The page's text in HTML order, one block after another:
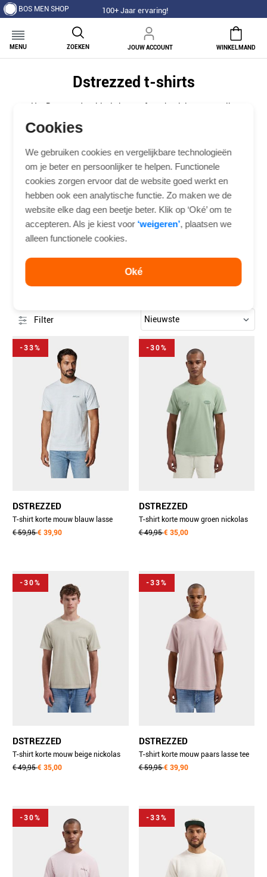
Cookies
We gebruiken cookies en vergelijkbare technologieën
om je beter en persoonlijker te helpen. Functionele
cookies zorgen ervoor dat de website goed werkt en
hebben ook een analytische functie. Zo maken we de
website elke dag een beetje beter. Klik op ‘Oké’ om te
accepteren. Als je kiest voor ‘weigeren’, plaatsen we
alleen functionele cookies.
Oké
BOS MEN SHOP
100+ Jaar ervaring!
MENU ZOEKEN JOUW ACCOUNT WINKELMAND
Dstrezzed t-shirts
Het Dstrezzed t-shirt is het perfecte basisitem voor elke
ideale pasvorm biedt het Dstrezzed shirt zowel stijl als
klassiek wit Dstrezzed t-shirt of een gedurfde kleur, deze
shirts zijn ontworpen voor langdurig gebruik en versterken
je look.Het Dstrezzed t-shirt is gemaakt van zachte,
ademende stoffen die je de hele dag comfortabel houden.
Het tijdloze design maakt het veelzijdig – combineer het
eenvoudig met een jeans voor een relaxte uitstraling of
draag het onder een blazer voor een meer geklede look.
Filter
-33%
DSTREZZED
T-shirt korte mouw blauw lasse
graphic tee 203524/646
€ 59,95€ 39,90
-30%
DSTREZZED
T-shirt korte mouw groen nickolas
tee 203054-ss26/564
€ 49,95€ 35,00
-30%
DSTREZZED
T-shirt korte mouw beige nickolas
tee 203054-ss26/251
€ 49,95€ 35,00
-33%
DSTREZZED
T-shirt korte mouw paars lasse tee
203072/462
€ 59,95€ 39,90
-30% -33%